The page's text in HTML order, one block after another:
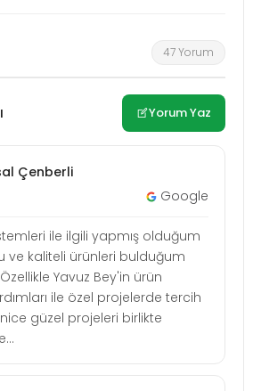
47 Yorum
Yorum Yaz
Çenberli
Google
ile ilgili yapmış olduğum
ve kaliteli ürünleri bulduğum
Yavuz Bey'in ürün
ile özel projelerde tercih
güzel projeleri birlikte